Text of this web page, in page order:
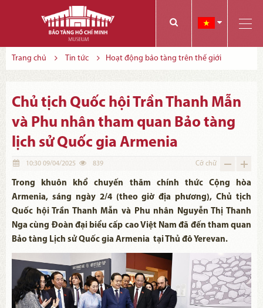
Trang chủ Tin tức Hoạt động bảo tàng trên thế giới
Chủ tịch Quốc hội Trần Thanh Mẫn
và Phu nhân tham quan Bảo tàng
lịch sử Quốc gia Armenia
10:30 09/04/2025 839 Cỡ chữ
Trong khuôn khổ chuyến thăm chính thức Cộng hòa
Armenia, sáng ngày 2/4 (theo giờ địa phương), Chủ tịch
Quốc hội Trần Thanh Mẫn và Phu nhân Nguyễn Thị Thanh
Nga cùng Đoàn đại biểu cấp cao Việt Nam đã đến tham quan
Bảo tàng Lịch sử Quốc gia Armenia tại Thủ đô Yerevan.